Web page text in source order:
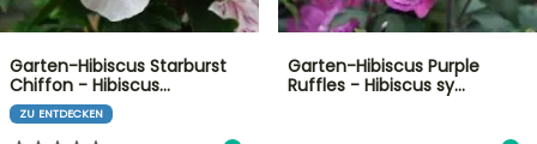
Garten-Hibiscus Starburst
Chiffon - Hibiscus…
ZU ENTDECKEN
Garten-Hibiscus Purple
Ruffles - Hibiscus sy…